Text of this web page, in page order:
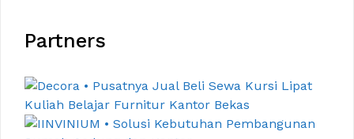
Partners